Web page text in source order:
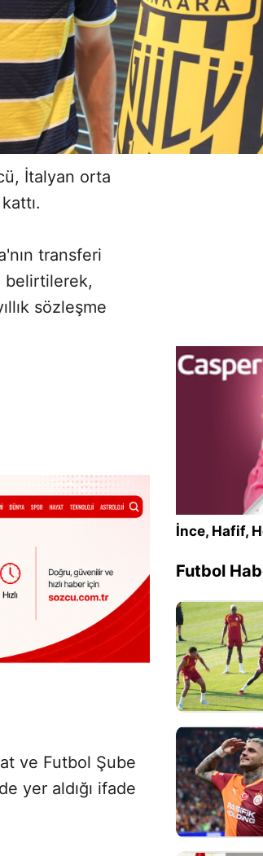
İtalyan orta
transferi
belirtilerek,
sözleşme
ve Futbol Şube
yer aldığı ifade
İnce, Hafif,
Futbol